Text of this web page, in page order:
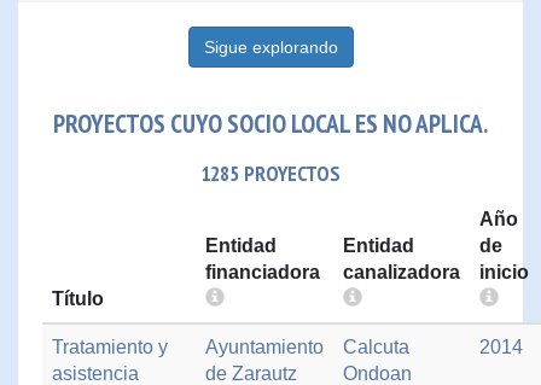
Sigue explorando
PROYECTOS CUYO SOCIO LOCAL ES NO APLICA.
1285 PROYECTOS
Título
Entidad
financiadora
Entidad
canalizadora
Año
de
inicio
Tratamiento y
asistencia
Ayuntamiento
de Zarautz
Calcuta
Ondoan
2014